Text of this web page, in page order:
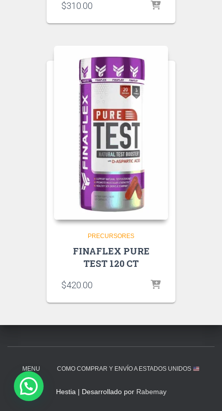
$310.00
PRECURSORES
FINAFLEX PURE
TEST 120 CT
$420.00
MENU COMO COMPRAR Y ENVÍO A ESTADOS UNIDOS
Hestia | Desarrollado por Rabemay